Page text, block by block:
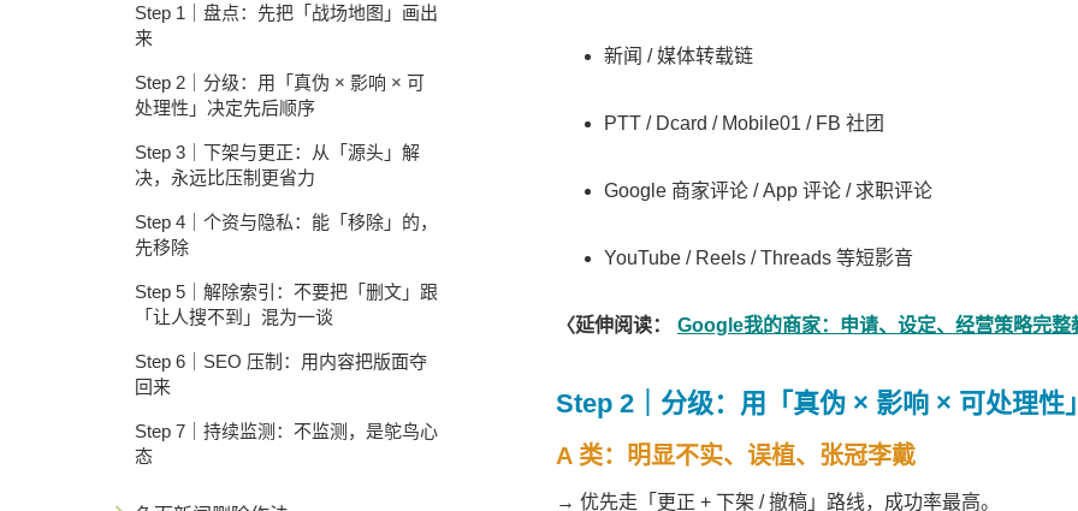
新闻 / 媒体转载链
PTT / Dcard / Mobile01 / FB 社团
Google 商家评论 / App 评论 / 求职评论
YouTube / Reels / Threads 等短影音
〈延伸阅读： Google我的商家：申请、设定、经营策略完整
Step 2｜分级：用「真伪 × 影响 × 可处理性
A 类：明显不实、 误植、 张冠李戴
→ 优先走「更正 + 下架 / 撤稿」路线，成功率最高。
Step 1｜盘点：先把「战场地图」画出
来
Step 2｜分级：用「真伪 × 影响 × 可
处理性」决定先后顺序
Step 3｜下架与更正：从「源头」解
决，永远比压制更省力
Step 4｜个资与隐私：能「移除」的，
先移除
Step 5｜解除索引：不要把「删文」跟
「让人搜不到」混为一谈
Step 6｜SEO 压制：用内容把版面夺
回来
Step 7｜持续监测：不监测，是鸵鸟心
态